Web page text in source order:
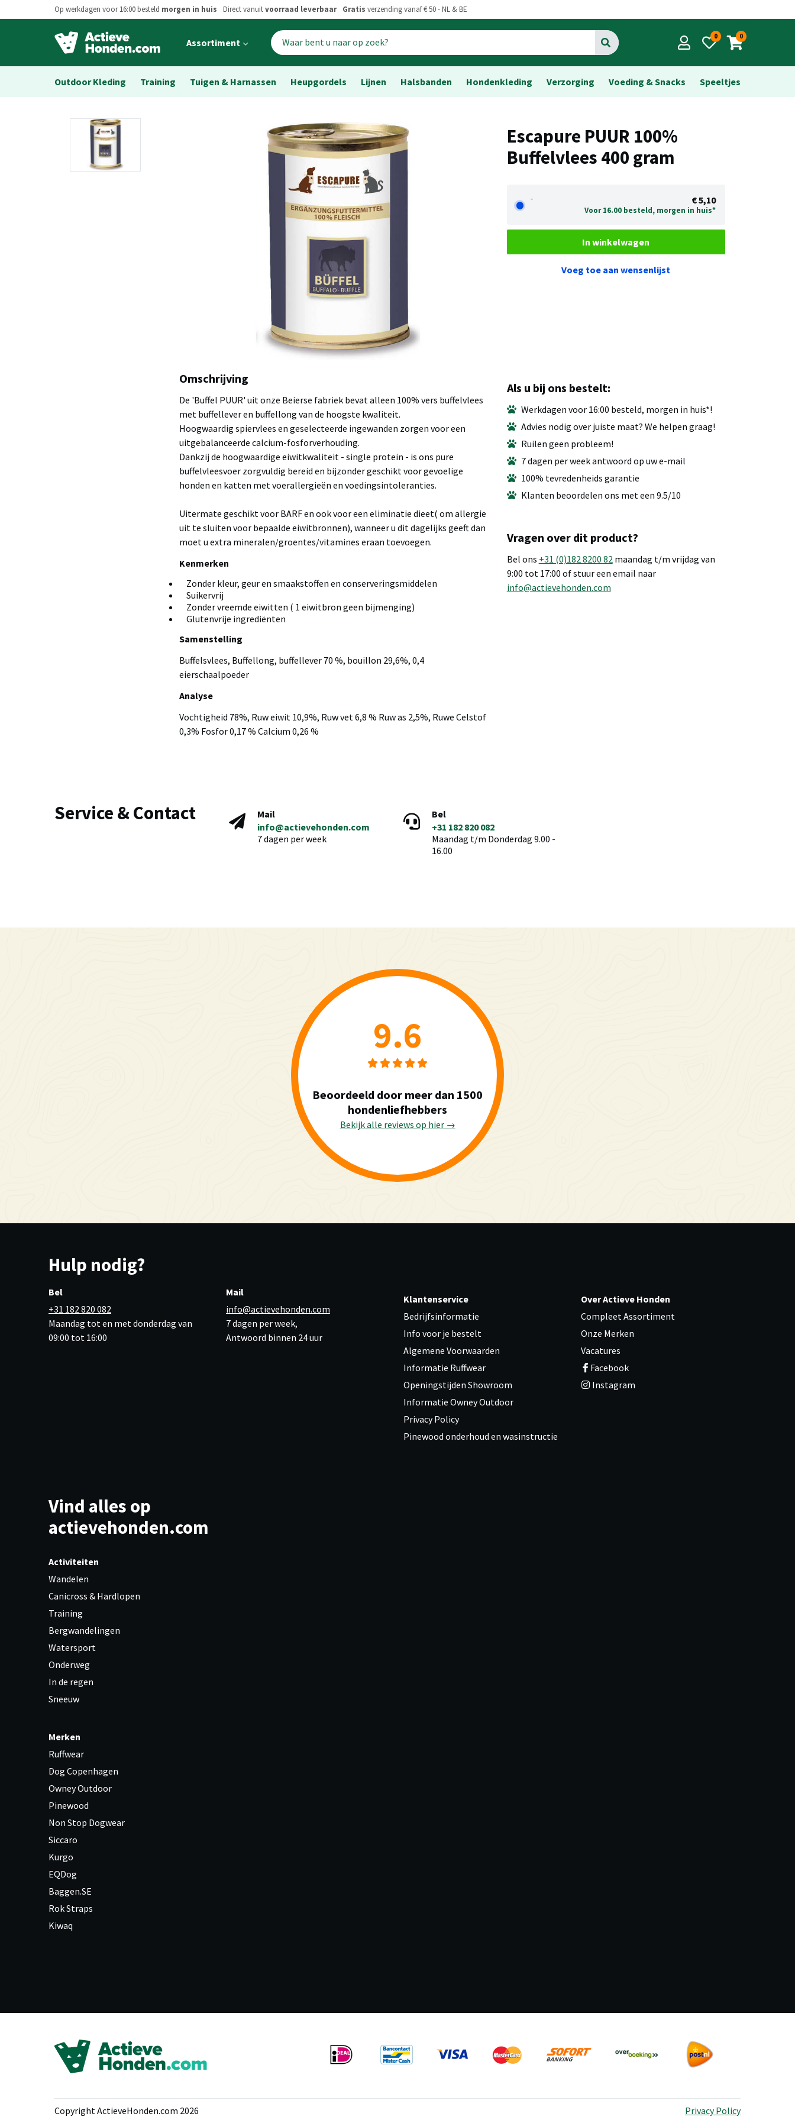
Op werkdagen voor 16:00 besteld morgen in huis Direct vanuitvoorraad leverbaar Gratis verzending vanaf € 50 - NL & BE
Open
menu
Assortiment Go 0 0
Outdoor Kleding Training Tuigen & Harnassen Heupgordels Lijnen Halsbanden Hondenkleding Verzorging Voeding & Snacks Speeltjes
Escapure PUUR 100%
Buffelvlees 400 gram
- € 5,10
Voor 16.00 besteld, morgen in huis*
In winkelwagen
Voeg toe aan wensenlijst
Omschrijving
De 'Buffel PUUR' uit onze Beierse fabriek bevat alleen 100% vers buffelvlees
met buffellever en buffellong van de hoogste kwaliteit.
Hoogwaardig spiervlees en geselecteerde ingewanden zorgen voor een
uitgebalanceerde calcium-fosforverhouding.
Dankzij de hoogwaardige eiwitkwaliteit - single protein - is ons pure
buffelvleesvoer zorgvuldig bereid en bijzonder geschikt voor gevoelige
honden en katten met voerallergieën en voedingsintoleranties.
Uitermate geschikt voor BARF en ook voor een eliminatie dieet( om allergie
uit te sluiten voor bepaalde eiwitbronnen), wanneer u dit dagelijks geeft dan
moet u extra mineralen/groentes/vitamines eraan toevoegen.
Kenmerken
Zonder kleur, geur en smaakstoffen en conserveringsmiddelen
Suikervrij
Zonder vreemde eiwitten ( 1 eiwitbron geen bijmenging)
Glutenvrije ingrediënten
Samenstelling
Buffelsvlees, Buffellong, buffellever 70 %, bouillon 29,6%, 0,4
eierschaalpoeder
Analyse
Vochtigheid 78%, Ruw eiwit 10,9%, Ruw vet 6,8 % Ruw as 2,5%, Ruwe Celstof
0,3% Fosfor 0,17 % Calcium 0,26 %
Als u bij ons bestelt:
Werkdagen voor 16:00 besteld, morgen in huis*!
Advies nodig over juiste maat? We helpen graag!
Ruilen geen probleem!
7 dagen per week antwoord op uw e-mail
100% tevredenheids garantie
Klanten beoordelen ons met een 9.5/10
Vragen over dit product?
Bel ons +31 (0)182 8200 82maandag t/m vrijdag van
9:00 tot 17:00 of stuur een email naar
info@actievehonden.com
Service & Contact
Mail
info@actievehonden.com
7 dagen per week
Bel
+31 182 820 082
Maandag t/m Donderdag 9.00 -
16.00
9.6
Beoordeeld door meer dan 1500
hondenliefhebbers
Bekijk alle reviews op hier →
Hulp nodig?
Bel
+31 182 820 082
Maandag tot en met donderdag van
09:00 tot 16:00
Mail
info@actievehonden.com
7 dagen per week,
Antwoord binnen 24 uur
Klantenservice
Bedrijfsinformatie
Info voor je bestelt
Algemene Voorwaarden
Informatie Ruffwear
Openingstijden Showroom
Informatie Owney Outdoor
Privacy Policy
Pinewood onderhoud en wasinstructie
Over Actieve Honden
Compleet Assortiment
Onze Merken
Vacatures
Facebook
Instagram
Vind alles op
actievehonden.com
Activiteiten
Wandelen
Canicross & Hardlopen
Training
Bergwandelingen
Watersport
Onderweg
In de regen
Sneeuw
Merken
Ruffwear
Dog Copenhagen
Owney Outdoor
Pinewood
Non Stop Dogwear
Siccaro
Kurgo
EQDog
Baggen.SE
Rok Straps
Kiwaq
Copyright ActieveHonden.com 2026 Privacy Policy